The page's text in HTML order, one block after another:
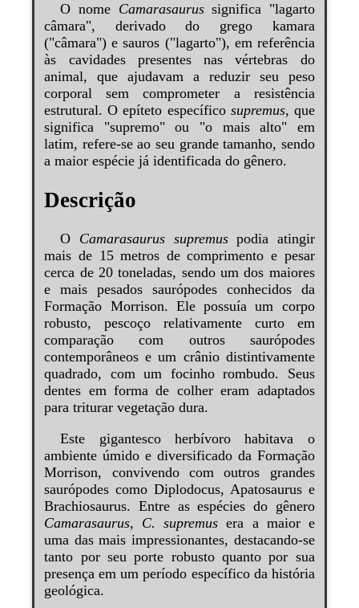
O nome Camarasaurussignifica "lagarto
câmara", derivado do grego kamara
("câmara") e sauros ("lagarto"), em referência
às cavidades presentes nas vértebras do
animal, que ajudavam a reduzir seu peso
corporal sem comprometer a resistência
estrutural. O epíteto específico supremus, que
significa "supremo" ou "o mais alto" em
latim, refere-se ao seu grande tamanho, sendo
a maior espécie já identificada do gênero.
Descrição
O Camarasaurus supremuspodia atingir
mais de 15 metros de comprimento e pesar
cerca de 20 toneladas, sendo um dos maiores
e mais pesados saurópodes conhecidos da
Formação Morrison. Ele possuía um corpo
robusto, pescoço relativamente curto em
comparação com outros saurópodes
contemporâneos e um crânio distintivamente
quadrado, com um focinho rombudo. Seus
dentes em forma de colher eram adaptados
para triturar vegetação dura.
Este gigantesco herbívoro habitava o
ambiente úmido e diversificado da Formação
Morrison, convivendo com outros grandes
saurópodes como Diplodocus, Apatosaurus e
Brachiosaurus. Entre as espécies do gênero
Camarasaurus, C. supremus era a maior e
uma das mais impressionantes, destacando-se
tanto por seu porte robusto quanto por sua
presença em um período específico da história
geológica.